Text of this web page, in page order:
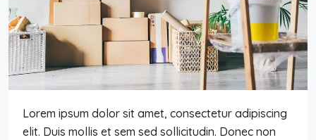
Lorem ipsum dolor sit amet, consectetur adipiscing
elit. Duis mollis et sem sed sollicitudin. Donec non